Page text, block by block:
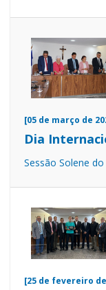
[05 de março de
Dia
Sessão Solene
[25 de fevereiro